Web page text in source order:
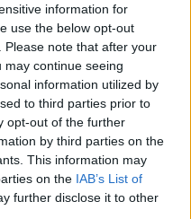
information for
use the below opt-out
note that after your
continue seeing
information utilized by
to third parties prior to
opt-out of the further
by third parties on the
This information may
on the IAB’s List of
further disclose it to other